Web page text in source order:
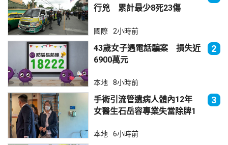
行兇 累計最少8死23傷
國際 2小時前
43歲女子遇電話騙案 損失近
6900萬元
2
本地 8小時前
手術引流管遺病人體內12年
女醫生石岳容專業失當除牌1
3
本地 6小時前